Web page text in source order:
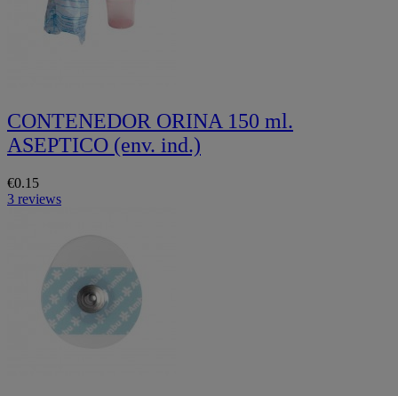
CONTENEDOR ORINA 150 ml.
ASEPTICO (env. ind.)
€0.15
3 reviews